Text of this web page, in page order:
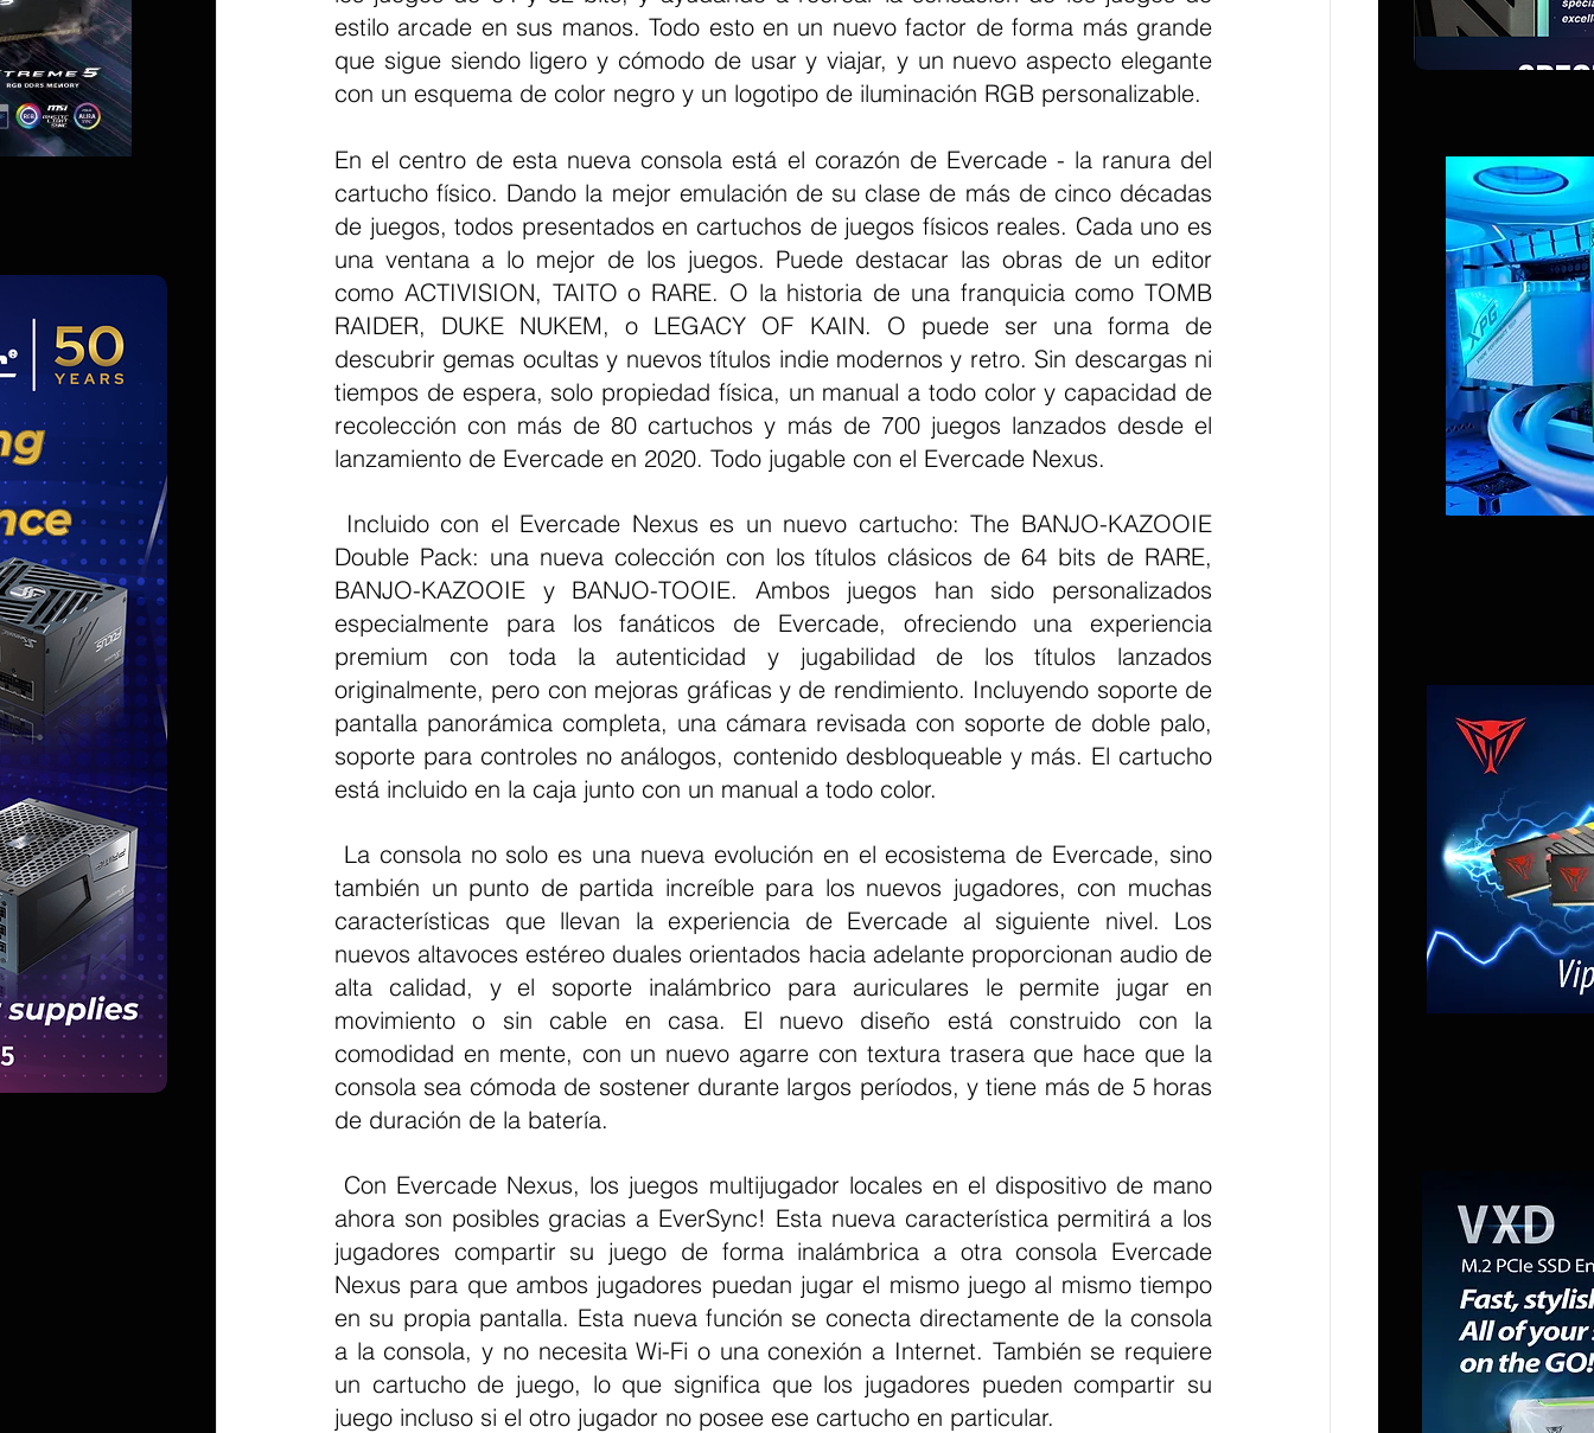
estilo arcade en sus manos. Todo esto en un nuevo factor de forma más grande
que sigue siendo ligero y cómodo de usar y viajar, y un nuevo aspecto elegante
con un esquema de color negro y un logotipo de iluminación RGB personalizable.
En el centro de esta nueva consola está el corazón de Evercade - la ranura del
cartucho físico. Dando la mejor emulación de su clase de más de cinco décadas
de juegos, todos presentados en cartuchos de juegos físicos reales. Cada uno es
una ventana a lo mejor de los juegos. Puede destacar las obras de un editor
como ACTIVISION, TAITO o RARE. O la historia de una franquicia como TOMB
RAIDER, DUKE NUKEM, o LEGACY OF KAIN. O puede ser una forma de
descubrir gemas ocultas y nuevos títulos indie modernos y retro. Sin descargas ni
tiempos de espera, solo propiedad física, un manual a todo color y capacidad de
recolección con más de 80 cartuchos y más de 700 juegos lanzados desde el
lanzamiento de Evercade en 2020. Todo jugable con el Evercade Nexus.
Double Pack: una nueva colección con los títulos clásicos de 64 bits de RARE,
BANJO-KAZOOIE y BANJO-TOOIE. Ambos juegos han sido personalizados
especialmente para los fanáticos de Evercade, ofreciendo una experiencia
premium con toda la autenticidad y jugabilidad de los títulos lanzados
originalmente, pero con mejoras gráficas y de rendimiento. Incluyendo soporte de
pantalla panorámica completa, una cámara revisada con soporte de doble palo,
soporte para controles no análogos, contenido desbloqueable y más. El cartucho
está incluido en la caja junto con un manual a todo color.
también un punto de partida increíble para los nuevos jugadores, con muchas
características que llevan la experiencia de Evercade al siguiente nivel. Los
nuevos altavoces estéreo duales orientados hacia adelante proporcionan audio de
alta calidad, y el soporte inalámbrico para auriculares le permite jugar en
movimiento o sin cable en casa. El nuevo diseño está construido con la
comodidad en mente, con un nuevo agarre con textura trasera que hace que la
consola sea cómoda de sostener durante largos períodos, y tiene más de 5 horas
de duración de la batería.
ahora son posibles gracias a EverSync! Esta nueva característica permitirá a los
jugadores compartir su juego de forma inalámbrica a otra consola Evercade
Nexus para que ambos jugadores puedan jugar el mismo juego al mismo tiempo
en su propia pantalla. Esta nueva función se conecta directamente de la consola
a la consola, y no necesita Wi-Fi o una conexión a Internet. También se requiere
un cartucho de juego, lo que significa que los jugadores pueden compartir su
juego incluso si el otro jugador no posee ese cartucho en particular.